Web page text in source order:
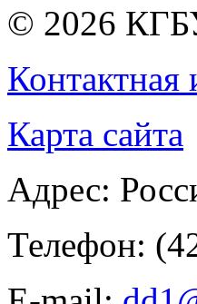
© 2026
Карта сайта
Адрес:
Телефон: